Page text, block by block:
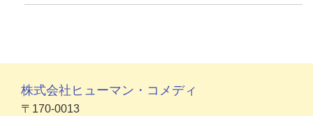
株式会社ヒューマン・コメディ
〒170-0013